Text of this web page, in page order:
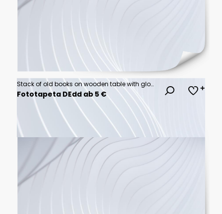
Stack of old books on wooden table with glowing digital network of icons representing technology and knowledge, abstract background with bokeh lights, concept of learning.
Fototapeta DEdd ab 5 €